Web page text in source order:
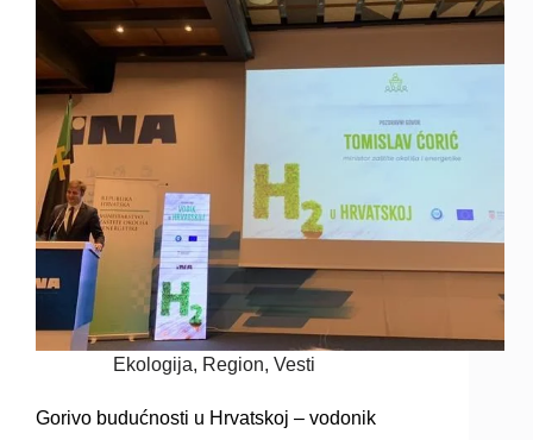
Ekologija, Region,Vesti
Gorivo budućnosti u Hrvatskoj – vodonik